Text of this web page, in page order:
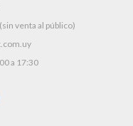
venta al público)
a 17:30